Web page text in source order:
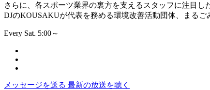
さらに、各スポーツ業界の裏方を支えるスタッフに注目し
DJのKOUSAKUが代表を務める環境改善活動団体、まる
Every Sat. 5:00～
メッセージを送る 最新の放送を聴く